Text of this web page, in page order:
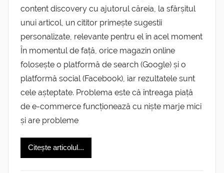
content discovery cu ajutorul căreia, la sfârșitul
unui articol, un cititor primește sugestii
personalizate, relevante pentru el în acel moment
În momentul de față, orice magazin online
folosește o platformă de search (Google) și o
platformă social (Facebook), iar rezultatele sunt
cele așteptate. Problema este că întreaga piață
de e-commerce funcționează cu niște marje mici
și are probleme
Citește articolul...